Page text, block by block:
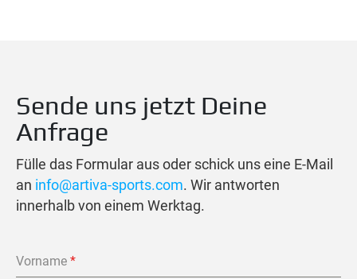
Sende uns jetzt Deine
Anfrage
Fülle das Formular aus oder schick uns eine E-Mail
an info@artiva-sports.com. Wir antworten
innerhalb von einem Werktag.
Vorname *